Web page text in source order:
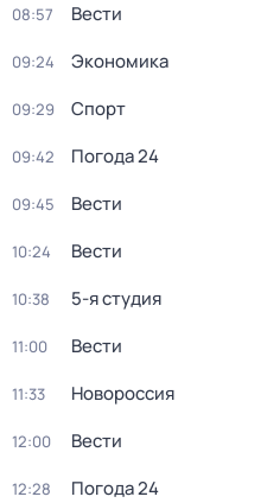
08:57 Вести
09:24 Экономика
09:29 Спорт
09:42 Погода 24
09:45 Вести
10:24 Вести
10:38 5-я студия
11:00 Вести
11:33 Новороссия
12:00 Вести
12:28 Погода 24